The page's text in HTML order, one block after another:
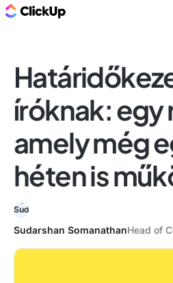
íróknak: egy
amely még
héten is
Sudarshan SomanathanHead of